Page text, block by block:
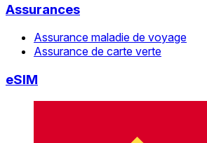
Assurances
Assurance maladie de voyage
Assurance de carte verte
eSIM